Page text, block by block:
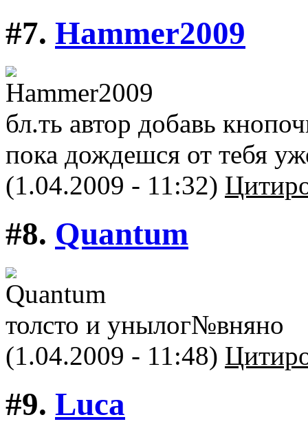
#7. Hammer2009
бл.ть автор добавь
пока дождешся от тебя
(1.04.2009 - 11:32)
#8. Quantum
толсто и унылог№вняно
(1.04.2009 - 11:48)
#9. Luca